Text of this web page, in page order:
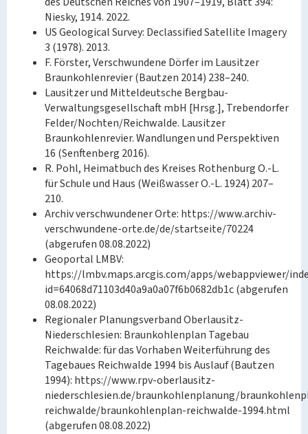
Niesky, 1914. 2022.
US Geological Survey: Declassified Satellite Imagery
3 (1978). 2013.
F. Förster, Verschwundene Dörfer im Lausitzer
Braunkohlenrevier (Bautzen 2014) 238–240.
Lausitzer und Mitteldeutsche Bergbau-
Verwaltungsgesellschaft mbH [Hrsg.], Trebendorfer
Felder/Nochten/Reichwalde. Lausitzer
Braunkohlenrevier. Wandlungen und Perspektiven
16 (Senftenberg 2016).
R. Pohl, Heimatbuch des Kreises Rothenburg O.-L.
für Schule und Haus (Weißwasser O.-L. 1924) 207–
210.
Archiv verschwundener Orte: https://www.archiv-
verschwundene-orte.de/de/startseite/70224
(abgerufen 08.08.2022)
Geoportal LMBV:
https://lmbv.maps.arcgis.com/apps/webappviewer/
id=64068d71103d40a9a0a07f6b0682db1c (abgerufen
08.08.2022)
Regionaler Planungsverband Oberlausitz-
Niederschlesien: Braunkohlenplan Tagebau
Reichwalde: für das Vorhaben Weiterführung des
Tagebaues Reichwalde 1994 bis Auslauf (Bautzen
1994): https://www.rpv-oberlausitz-
niederschlesien.de/braunkohlenplanung/
reichwalde/braunkohlenplan-reichwalde-1994.html
(abgerufen 08.08.2022)